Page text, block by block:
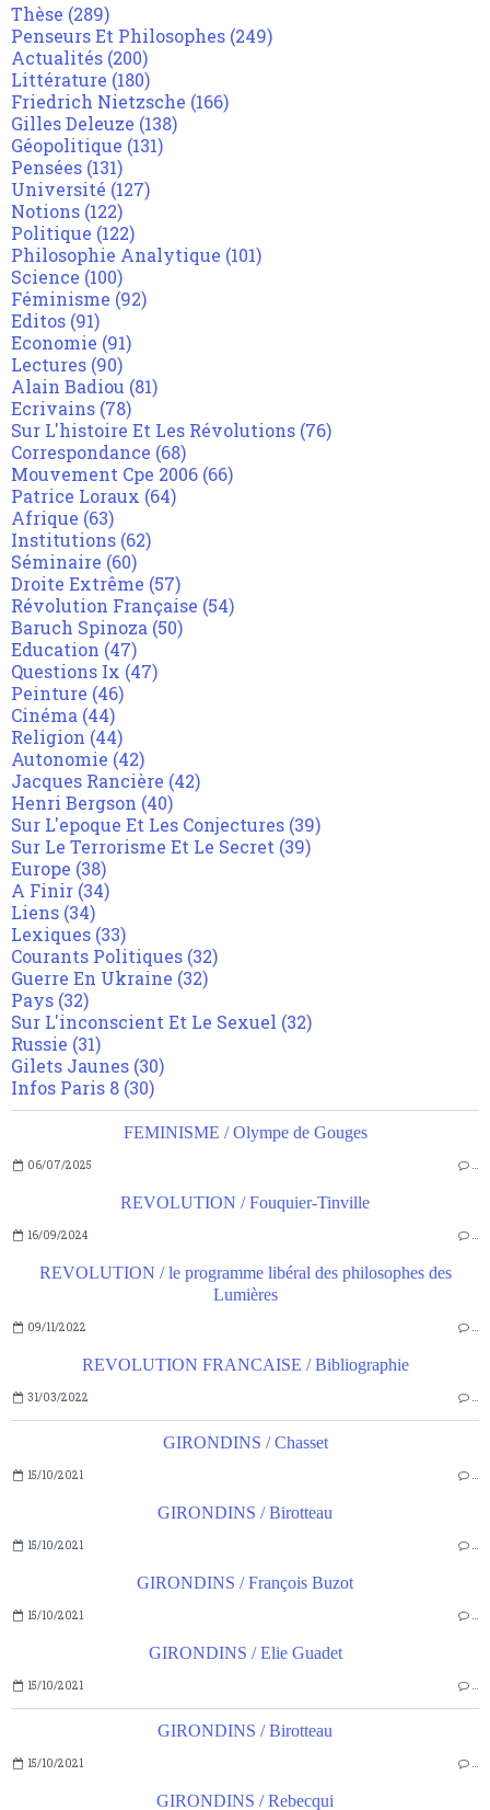
FEMINISME / Olympe de Gouges
06/07/2025 …
REVOLUTION / Fouquier-Tinville
16/09/2024 …
REVOLUTION / le programme libéral des philosophes des
Lumières
09/11/2022 …
REVOLUTION FRANCAISE / Bibliographie
31/03/2022 …
GIRONDINS / Chasset
15/10/2021 …
GIRONDINS / Birotteau
15/10/2021 …
GIRONDINS / François Buzot
15/10/2021 …
GIRONDINS / Elie Guadet
15/10/2021 …
GIRONDINS / Birotteau
15/10/2021 …
GIRONDINS / Rebecqui
Thèse (289)
Penseurs Et Philosophes (249)
Actualités (200)
Littérature (180)
Friedrich Nietzsche (166)
Gilles Deleuze (138)
Géopolitique (131)
Pensées (131)
Université (127)
Notions (122)
Politique (122)
Philosophie Analytique (101)
Science (100)
Féminisme (92)
Editos (91)
Economie (91)
Lectures (90)
Alain Badiou (81)
Ecrivains (78)
Sur L'histoire Et Les Révolutions (76)
Correspondance (68)
Mouvement Cpe 2006 (66)
Patrice Loraux (64)
Afrique (63)
Institutions (62)
Séminaire (60)
Droite Extrême (57)
Révolution Française (54)
Baruch Spinoza (50)
Education (47)
Questions Ix (47)
Peinture (46)
Cinéma (44)
Religion (44)
Autonomie (42)
Jacques Rancière (42)
Henri Bergson (40)
Sur L'epoque Et Les Conjectures (39)
Sur Le Terrorisme Et Le Secret (39)
Europe (38)
A Finir (34)
Liens (34)
Lexiques (33)
Courants Politiques (32)
Guerre En Ukraine (32)
Pays (32)
Sur L'inconscient Et Le Sexuel (32)
Russie (31)
Gilets Jaunes (30)
Infos Paris 8 (30)